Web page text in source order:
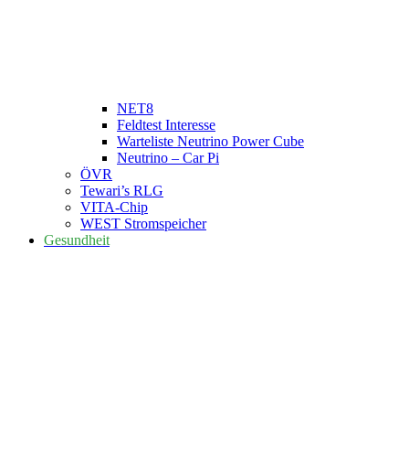
NET8
Feldtest Interesse
Warteliste Neutrino Power Cube
Neutrino – Car Pi
ÖVR
Tewari’s RLG
VITA-Chip
WEST Stromspeicher
Gesundheit